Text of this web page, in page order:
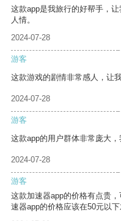
这款app是我旅行的好帮手，
人情。
2024-07-28
游客
这款游戏的剧情非常感人，让
2024-07-28
游客
这款app的用户群体非常庞大
2024-07-28
游客
这款加速器app的价格有点贵
速器app的价格应该在50元以下